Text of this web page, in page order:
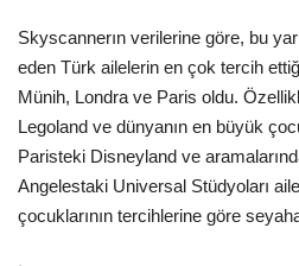
KVKK Aydınlatma Metni
Haberler
Görüntülü
Araştırma - İnceleme
Skyscannerın verilerine göre, bu
eden Türk ailelerin en çok tercih
Münih, Londra ve Paris oldu.
Legoland ve dünyanın en büyük
Paristeki Disneyland ve
Angelestaki Universal Stüdyoları
çocuklarının tercihlerine göre